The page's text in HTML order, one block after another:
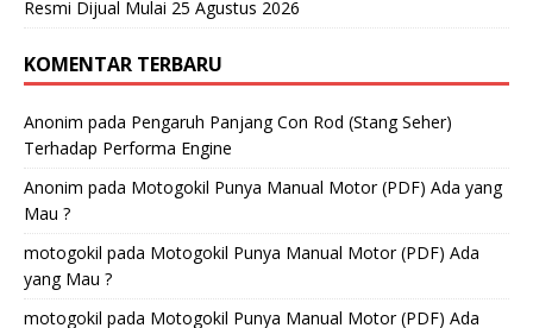
Resmi Dijual Mulai 25 Agustus 2026
KOMENTAR TERBARU
Anonim pada Pengaruh Panjang Con Rod (Stang Seher)
Terhadap Performa Engine
Anonim pada Motogokil Punya Manual Motor (PDF) Ada yang
Mau ?
motogokil pada Motogokil Punya Manual Motor (PDF) Ada
yang Mau ?
motogokil pada Motogokil Punya Manual Motor (PDF) Ada